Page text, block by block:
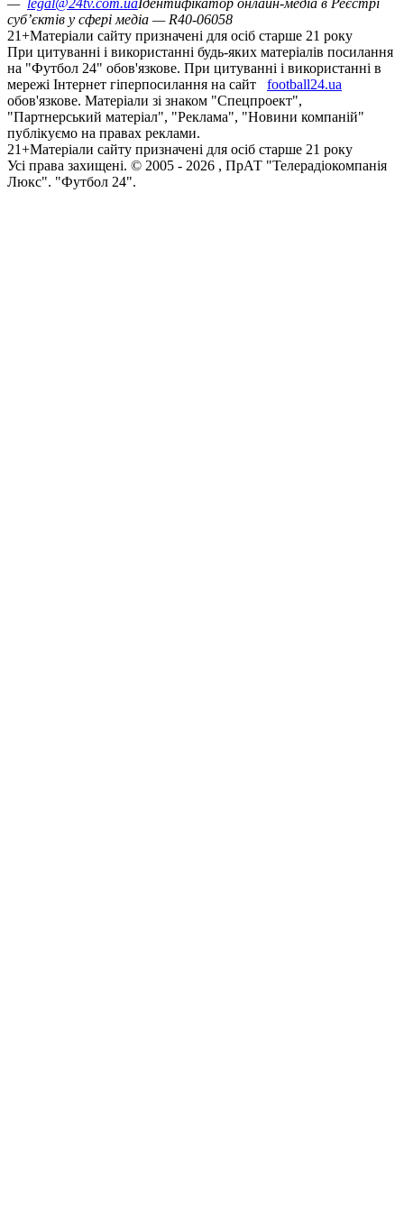
суб’єктів у сфері медіа — R40-06058
21+Матеріали сайту призначені для осіб старше 21 року
При цитуванні і використанні будь-яких матеріалів посилання
на "Футбол 24" обов'язкове. При цитуванні і використанні в
мережі Інтернет гіперпосилання на сайт
football24.ua
обов'язкове. Матеріали зі знаком "Спецпроект",
"Партнерський матеріал", "Реклама", "Новини компаній"
публікуємо на правах реклами.
21+Матеріали сайту призначені для осіб старше 21 року
Усi права захищенi. © 2005 - 2026 , ПрАТ "Телерадіокомпанія
Люкс". "Футбол 24".